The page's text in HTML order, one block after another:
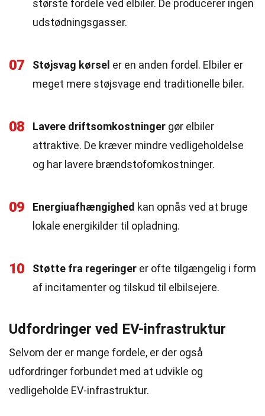
største fordele ved elbiler. De producerer ingen
udstødningsgasser.
07 Støjsvag kørsel er en anden fordel. Elbiler er
meget mere støjsvage end traditionelle biler.
08 Lavere driftsomkostninger gør elbiler
attraktive. De kræver mindre vedligeholdelse
og har lavere brændstofomkostninger.
09 Energiuafhængighed kan opnås ved at bruge
lokale energikilder til opladning.
10 Støtte fra regeringer er ofte tilgængelig i form
af incitamenter og tilskud til elbilsejere.
Udfordringer ved EV-infrastruktur
Selvom der er mange fordele, er der også
udfordringer forbundet med at udvikle og
vedligeholde EV-infrastruktur.